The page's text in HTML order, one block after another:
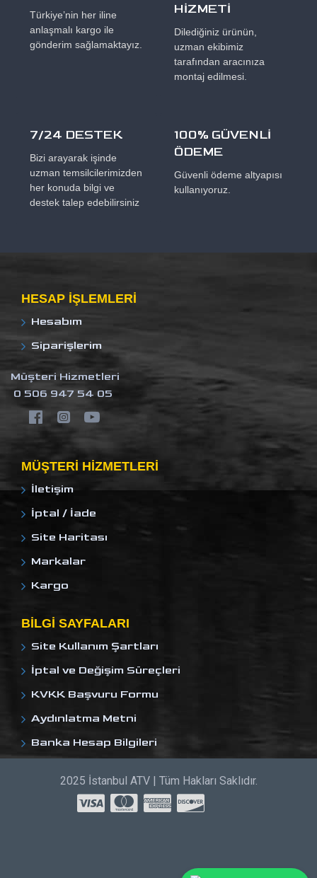
Türkiye’nin her iline
anlaşmalı kargo ile
gönderim sağlamaktayız.
HİZMETİ
Dilediğiniz ürünün,
uzman ekibimiz
tarafından aracınıza
montaj edilmesi.
7/24 DESTEK
Bizi arayarak işinde
uzman temsilcilerimizden
her konuda bilgi ve
destek talep edebilirsiniz
100% GÜVENLİ
ÖDEME
Güvenli ödeme altyapısı
kullanıyoruz.
HESAP IŞLEMLERI
Hesabım
Siparişlerim
Müşteri Hizmetleri
0 506 947 54 05
MÜŞTERI HIZMETLERI
İletişim
İptal / İade
Site Haritası
Markalar
Kargo
BILGI SAYFALARI
Site Kullanım Şartları
İptal ve Değişim Süreçleri
KVKK Başvuru Formu
Aydınlatma Metni
Banka Hesap Bilgileri
2025 İstanbul ATV | Tüm Hakları Saklıdır.